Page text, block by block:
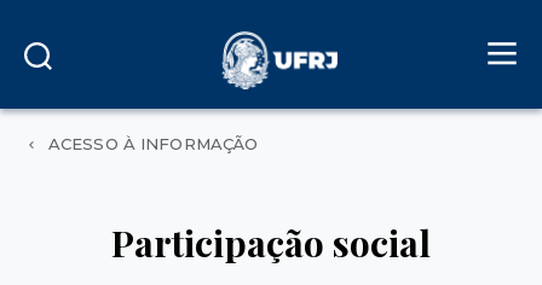
ACESSO À INFORMAÇÃO
Participação social